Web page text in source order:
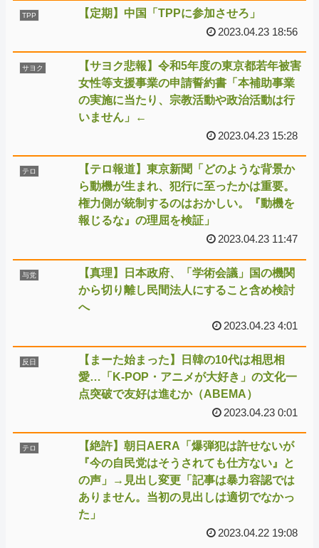
TPP
【定期】中国「TPPに参加させろ」
2023.04.23 18:56
サヨク
【サヨク悲報】令和5年度の東京都若年被害
女性等支援事業の申請誓約書「本補助事業
の実施に当たり、宗教活動や政治活動は行
いません」←
2023.04.23 15:28
テロ
【テロ報道】東京新聞「どのような背景か
ら動機が生まれ、犯行に至ったかは重要。
権力側が統制するのはおかしい。『動機を
報じるな』の理屈を検証」
2023.04.23 11:47
与党
【真理】日本政府、「学術会議」国の機関
から切り離し民間法人にすること含め検討
へ
2023.04.23 4:01
反日
【まーた始まった】日韓の10代は相思相
愛…「K-POP・アニメが大好き」の文化一
点突破で友好は進むか（ABEMA）
2023.04.23 0:01
テロ
【絶許】朝日AERA「爆弾犯は許せないが
『今の自民党はそうされても仕方ない』と
の声」→見出し変更「記事は暴力容認では
ありません。当初の見出しは適切でなかっ
た」
2023.04.22 19:08